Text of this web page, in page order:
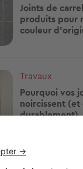
Joints de
produits pour
couleur
Travaux
Pourquoi vos
noircissent
durablement)